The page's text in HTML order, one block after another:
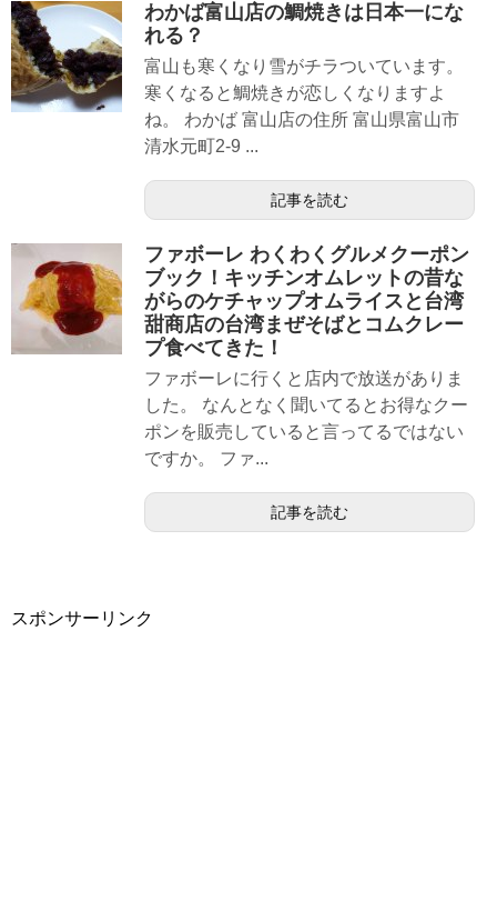
わかば富山店の鯛焼きは日本一にな
れる？
富山も寒くなり雪がチラついています。
寒くなると鯛焼きが恋しくなりますよ
ね。 わかば 富山店の住所 富山県富山市
清水元町2-9 ...
記事を読む
ファボーレ わくわくグルメクーポン
ブック！キッチンオムレットの昔な
がらのケチャップオムライスと台湾
甜商店の台湾まぜそばとコムクレー
プ食べてきた！
ファボーレに行くと店内で放送がありま
した。 なんとなく聞いてるとお得なクー
ポンを販売していると言ってるではない
ですか。 ファ...
記事を読む
スポンサーリンク